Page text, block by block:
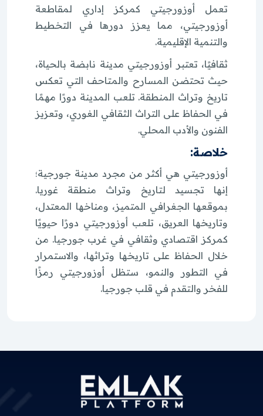
تعمل أوزورجيتي كمركز إداري لمقاطعة
أوزورجيتي، مما يعزز دورها في التخطيط
والتنمية الإقليمية.
ثقافيًا، تعتبر أوزورجيتي مدينة نابضة بالحياة،
حيث تحتضن المسارح والمتاحف التي تعكس
تاريخ وتراث المنطقة. تلعب المدينة دورًا مهمًا
في الحفاظ على التراث الثقافي الغوري، وتعزيز
الفنون والأدب المحلي.
خلاصة:
أوزورجيتي هي أكثر من مجرد مدينة جورجية؛
إنها تجسيد لتاريخ وتراث منطقة غوريا.
بموقعها الجغرافي المتميز، ومناخها المعتدل،
وتاريخها العريق، تلعب أوزورجيتي دورًا حيويًا
كمركز اقتصادي وثقافي في غرب جورجيا. من
خلال الحفاظ على تاريخها وتراثها، والاستمرار
في التطور والنمو، ستظل أوزورجيتي رمزًا
للفخر والتقدم في قلب جورجيا.